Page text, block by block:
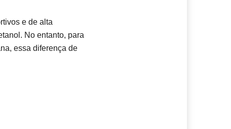
e de alta
No entanto, para
essa diferença de